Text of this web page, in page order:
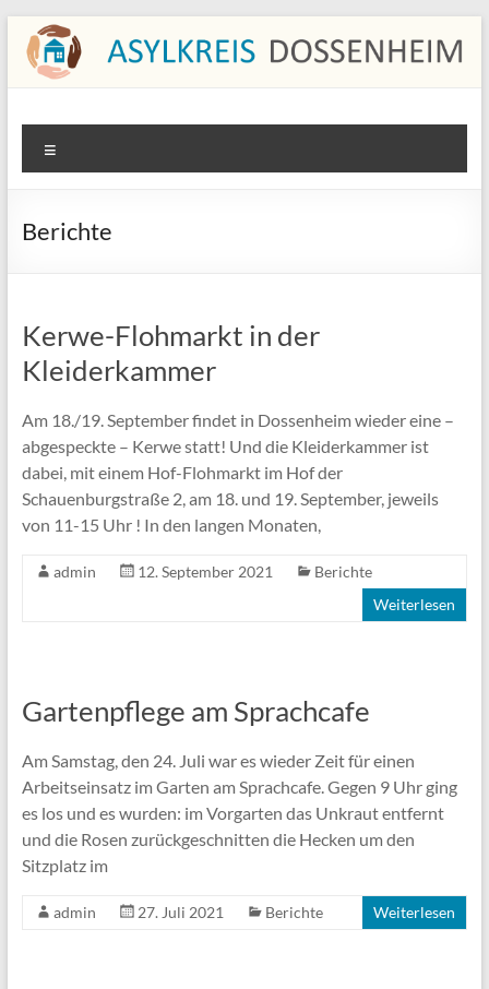
Zum
Inhalt
springen
Asylkreis Dossenheim
Informationen von und für den Asylkreis Dossenheim
Berichte
Kerwe-Flohmarkt in der
Kleiderkammer
Am 18./19. September findet in Dossenheim wieder eine –
abgespeckte – Kerwe statt! Und die Kleiderkammer ist
dabei, mit einem Hof-Flohmarkt im Hof der
Schauenburgstraße 2, am 18. und 19. September, jeweils
von 11-15 Uhr ! In den langen Monaten,
admin 12. September 2021
Berichte
Weiterlesen
Gartenpflege am Sprachcafe
Am Samstag, den 24. Juli war es wieder Zeit für einen
Arbeitseinsatz im Garten am Sprachcafe. Gegen 9 Uhr ging
es los und es wurden: im Vorgarten das Unkraut entfernt
und die Rosen zurückgeschnitten die Hecken um den
Sitzplatz im
admin 27. Juli 2021 Berichte Weiterlesen